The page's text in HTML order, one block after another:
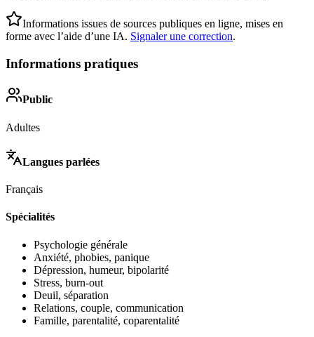
Informations issues de sources publiques en ligne, mises en
forme avec l’aide d’une IA. Signaler une correction.
Informations pratiques
Public
Adultes
Langues parlées
Français
Spécialités
Psychologie générale
Anxiété, phobies, panique
Dépression, humeur, bipolarité
Stress, burn-out
Deuil, séparation
Relations, couple, communication
Famille, parentalité, coparentalité